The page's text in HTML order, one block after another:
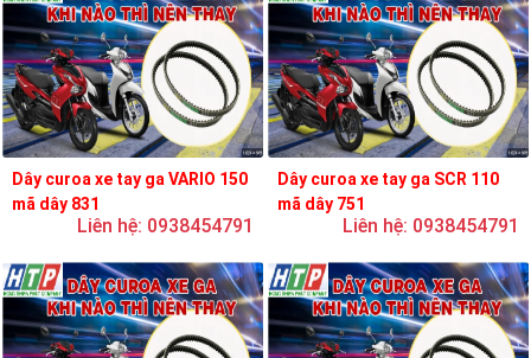
Dây curoa xe tay ga VARIO 150
mã dây 831
Liên hệ: 0938454791
Dây curoa xe tay ga SCR 110
mã dây 751
Liên hệ: 0938454791